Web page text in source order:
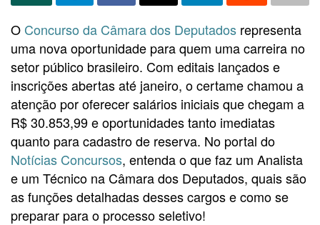
O Concurso da Câmara dos Deputados representa
uma nova oportunidade para quem uma carreira no
setor público brasileiro. Com editais lançados e
inscrições abertas até janeiro, o certame chamou a
atenção por oferecer salários iniciais que chegam a
R$ 30.853,99 e oportunidades tanto imediatas
quanto para cadastro de reserva. No portal do
Notícias Concursos, entenda o que faz um Analista
e um Técnico na Câmara dos Deputados, quais são
as funções detalhadas desses cargos e como se
preparar para o processo seletivo!